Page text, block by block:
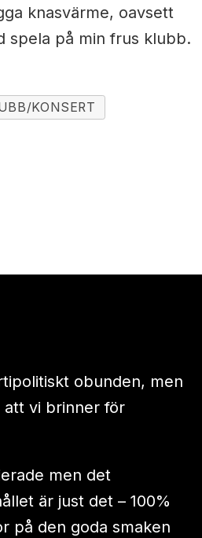
knasvärme, oavsett
spela på min frus klubb.
KONSERT
obunden, men
att vi brinner för
men det
är just det – 100%
på den goda smaken